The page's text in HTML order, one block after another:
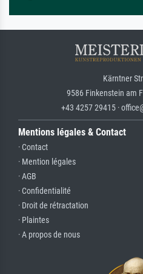
Kärntner
9586 Finkenstein am
+43 4257 29415 ·
Mentions légales & Contact
· Contact
· Mention légales
· AGB
· Confidentialité
· Droit de rétractation
· Plaintes
· A propos de nous